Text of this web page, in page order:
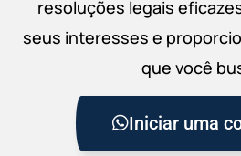
resoluções legais
seus interesses e
que você
Iniciar uma